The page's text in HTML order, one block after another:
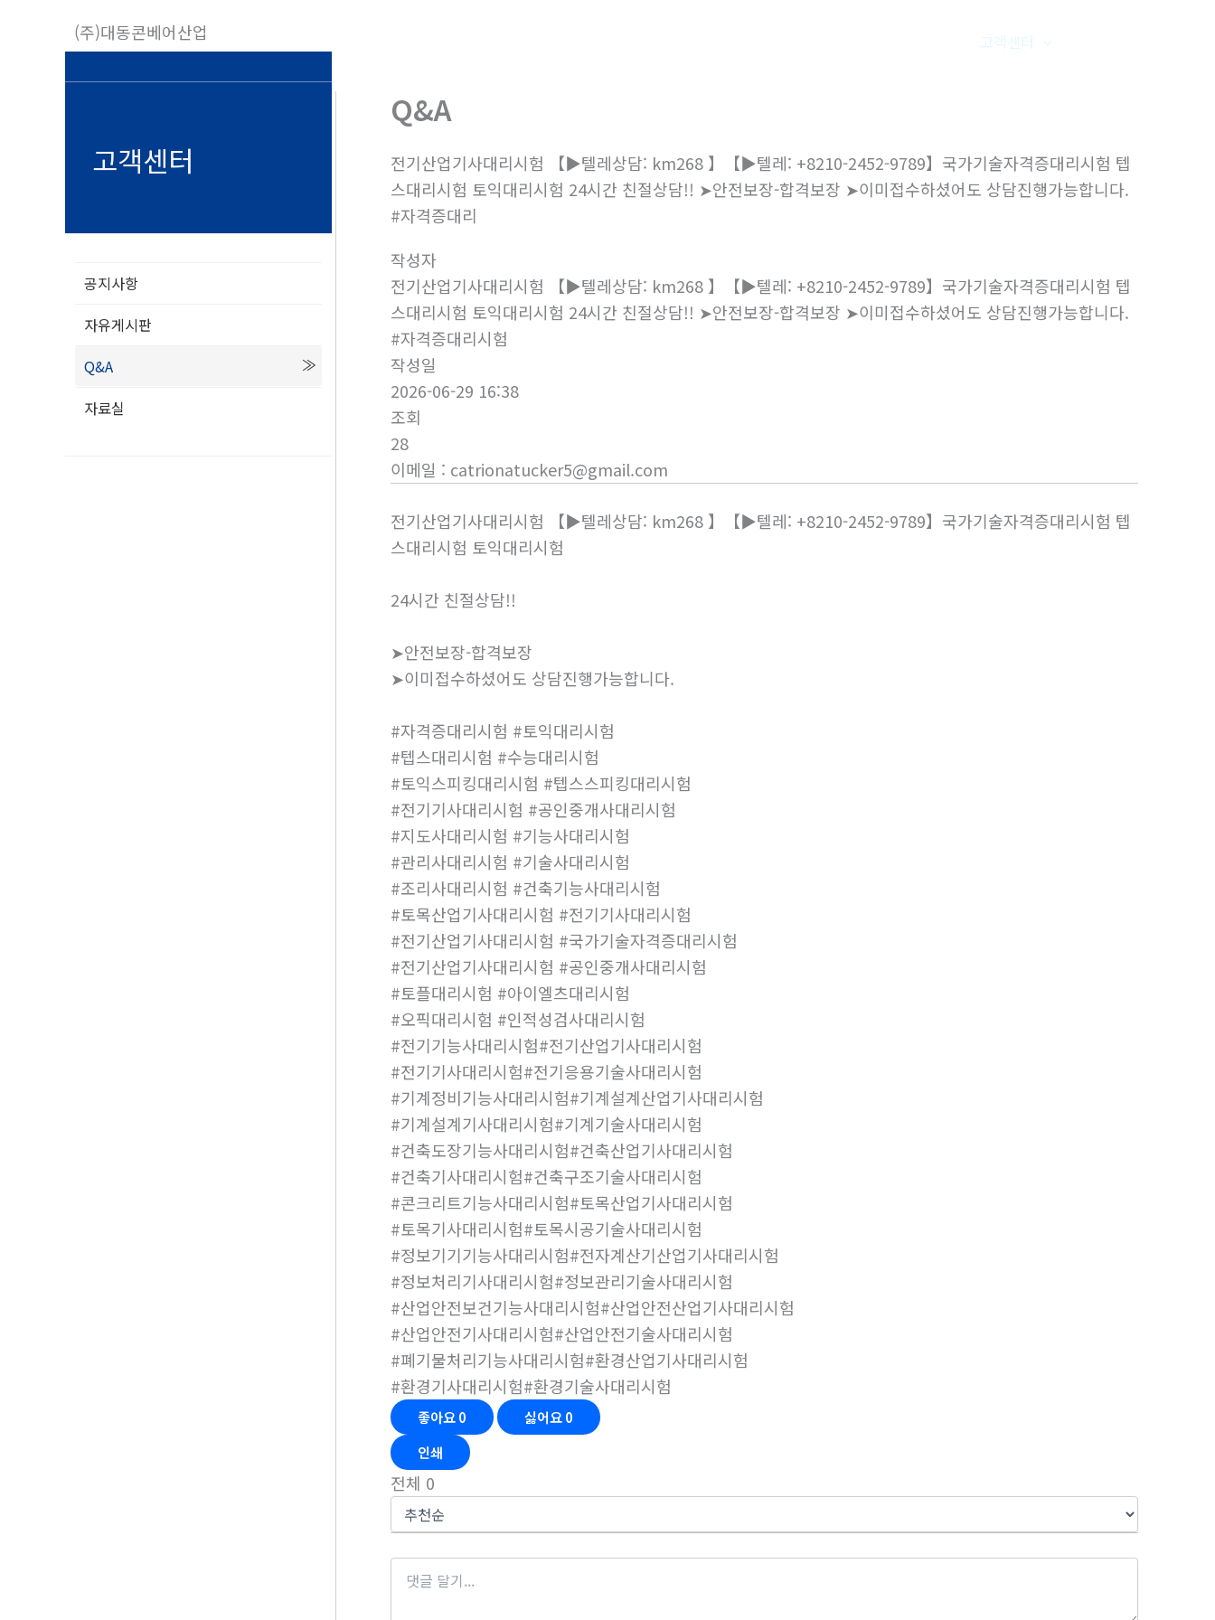
(주)대동콘베어산업 고객센터
고객센터
공지사항
자유게시판
Q&A
자료실
Q&A
전기산업기사대리시험 【▶텔레상담: km268 】【▶텔레: +8210-2452-9789】국가기술자격증대리시험 텝
스대리시험 토익대리시험 24시간 친절상담!! ➤안전보장-합격보장 ➤이미접수하셨어도 상담진행가능합니다.
#자격증대리
작성자
전기산업기사대리시험 【▶텔레상담: km268 】【▶텔레: +8210-2452-9789】국가기술자격증대리시험 텝
스대리시험 토익대리시험 24시간 친절상담!! ➤안전보장-합격보장 ➤이미접수하셨어도 상담진행가능합니다.
#자격증대리시험
작성일
2026-06-29 16:38
조회
28
이메일 : catrionatucker5@gmail.com
전기산업기사대리시험 【▶텔레상담: km268 】【▶텔레: +8210-2452-9789】국가기술자격증대리시험 텝
스대리시험 토익대리시험
24시간 친절상담!!
➤안전보장-합격보장
➤이미접수하셨어도 상담진행가능합니다.
#자격증대리시험 #토익대리시험
#텝스대리시험 #수능대리시험
#토익스피킹대리시험 #텝스스피킹대리시험
#전기기사대리시험 #공인중개사대리시험
#지도사대리시험 #기능사대리시험
#관리사대리시험 #기술사대리시험
#조리사대리시험 #건축기능사대리시험
#토목산업기사대리시험 #전기기사대리시험
#전기산업기사대리시험 #국가기술자격증대리시험
#전기산업기사대리시험 #공인중개사대리시험
#토플대리시험 #아이엘츠대리시험
#오픽대리시험 #인적성검사대리시험
#전기기능사대리시험#전기산업기사대리시험
#전기기사대리시험#전기응용기술사대리시험
#기계정비기능사대리시험#기계설계산업기사대리시험
#기계설계기사대리시험#기계기술사대리시험
#건축도장기능사대리시험#건축산업기사대리시험
#건축기사대리시험#건축구조기술사대리시험
#콘크리트기능사대리시험#토목산업기사대리시험
#토목기사대리시험#토목시공기술사대리시험
#정보기기기능사대리시험#전자계산기산업기사대리시험
#정보처리기사대리시험#정보관리기술사대리시험
#산업안전보건기능사대리시험#산업안전산업기사대리시험
#산업안전기사대리시험#산업안전기술사대리시험
#폐기물처리기능사대리시험#환경산업기사대리시험
#환경기사대리시험#환경기술사대리시험
좋아요0 싫어요0
인쇄
전체 0